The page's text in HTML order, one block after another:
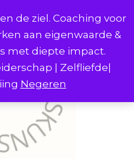
de ziel. Coaching voor
aan eigenwaarde &
met diepte impact.
| Zelfliefde|
Negeren